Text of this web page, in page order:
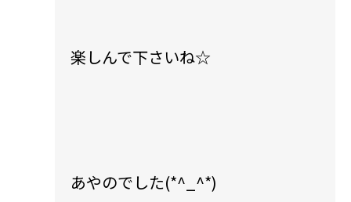
楽しんで下さいね☆
あやのでした(*^_^*)